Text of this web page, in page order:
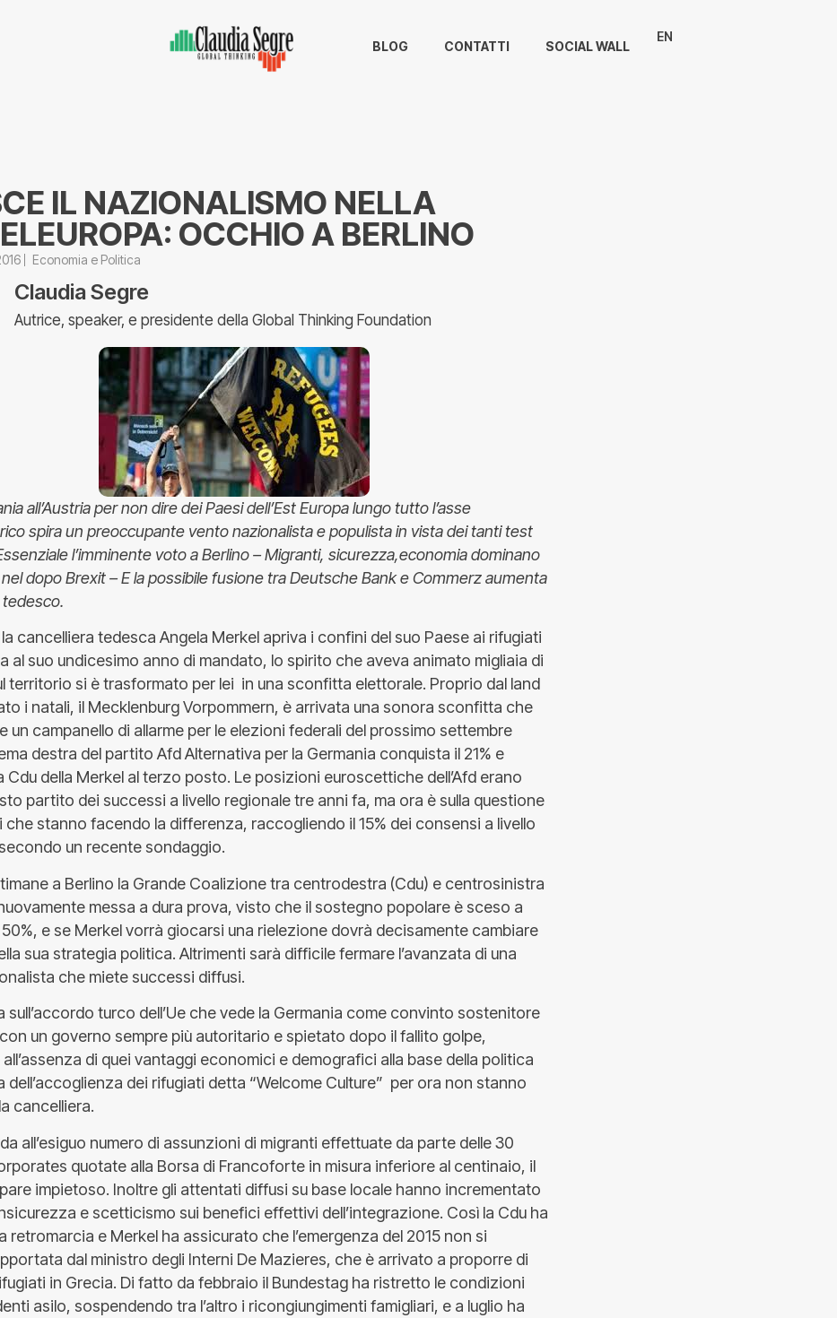
BLOG CONTATTI SOCIAL WALL
EN
IL NAZIONALISMO NELLA
OCCHIO A BERLINO
Economia e Politica
Claudia Segre
Autrice, speaker, e presidente della Global Thinking Foundation
all’Austria per non dire dei Paesi dell’Est Europa lungo tutto l’asse
spira un preoccupante vento nazionalista e populista in vista dei tanti test
l’imminente voto a Berlino – Migranti, sicurezza,economia dominano
dopo Brexit – E la possibile fusione tra Deutsche Bank e Commerz aumenta
tedesco.
cancelliera tedesca Angela Merkel apriva i confini del suo Paese ai rifugiati
al suo undicesimo anno di mandato, lo spirito che aveva animato migliaia di
territorio si è trasformato per lei in una sconfitta elettorale. Proprio dal land
i natali, il Mecklenburg Vorpommern, è arrivata una sonora sconfitta che
un campanello di allarme per le elezioni federali del prossimo settembre
destra del partito Afd Alternativa per la Germania conquista il 21% e
Cdu della Merkel al terzo posto. Le posizioni euroscettiche dell’Afd erano
partito dei successi a livello regionale tre anni fa, ma ora è sulla questione
che stanno facendo la differenza, raccogliendo il 15% dei consensi a livello
un recente sondaggio.
a Berlino la Grande Coalizione tra centrodestra (Cdu) e centrosinistra
messa a dura prova, visto che il sostegno popolare è sceso a
e se Merkel vorrà giocarsi una rielezione dovrà decisamente cambiare
sua strategia politica. Altrimenti sarà difficile fermare l’avanzata di una
che miete successi diffusi.
sull’accordo turco dell’Ue che vede la Germania come convinto sostenitore
un governo sempre più autoritario e spietato dopo il fallito golpe,
di quei vantaggi economici e demografici alla base della politica
dell’accoglienza dei rifugiati detta “Welcome Culture” per ora non stanno
cancelliera.
all’esiguo numero di assunzioni di migranti effettuate da parte delle 30
quotate alla Borsa di Francoforte in misura inferiore al centinaio, il
impietoso. Inoltre gli attentati diffusi su base locale hanno incrementato
e scetticismo sui benefici effettivi dell’integrazione. Così la Cdu ha
retromarcia e Merkel ha assicurato che l’emergenza del 2015 non si
dal ministro degli Interni De Mazieres, che è arrivato a proporre di
in Grecia. Di fatto da febbraio il Bundestag ha ristretto le condizioni
asilo, sospendendo tra l’altro i ricongiungimenti famigliari, e a luglio ha